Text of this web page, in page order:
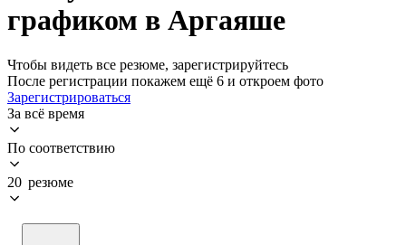
графиком в Аргаяше
Чтобы видеть все резюме, зарегистрируйтесь
После регистрации покажем ещё 6 и откроем фото
Зарегистрироваться
За всё время
По соответствию
20 резюме